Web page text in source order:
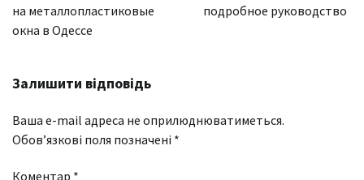
на металлопластиковые
окна в Одессе
подробное руководство
Залишити відповідь
Ваша e-mail адреса не оприлюднюватиметься.
Обов’язкові поля позначені *
Коментар *